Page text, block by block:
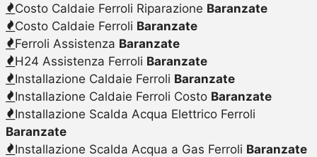
Costo Caldaie Ferroli Riparazione Baranzate
Costo Caldaie Ferroli Baranzate
Ferroli Assistenza Baranzate
H24 Assistenza Ferroli Baranzate
Installazione Caldaie Ferroli Baranzate
Installazione Caldaie Ferroli Costo Baranzate
Installazione Scalda Acqua Elettrico Ferroli
Baranzate
Installazione Scalda Acqua a Gas Ferroli Baranzate